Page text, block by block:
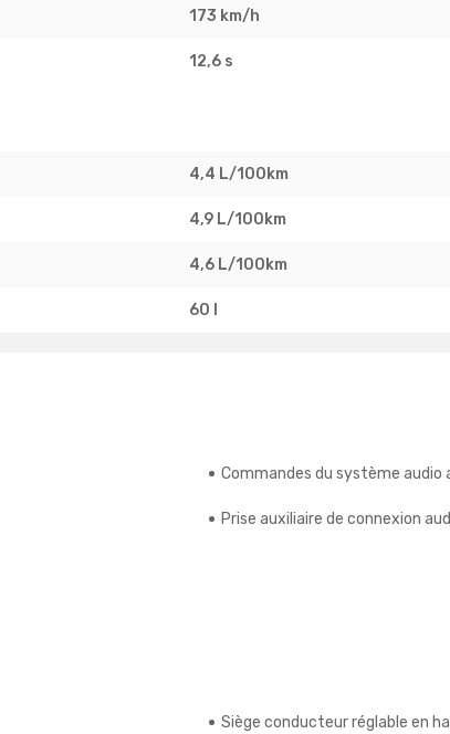
173 km/h
12,6 s
4,4 L/100km
4,9 L/100km
4,6 L/100km
60 l
Commandes du système audio
Prise auxiliaire de connexion
Siège conducteur réglable en